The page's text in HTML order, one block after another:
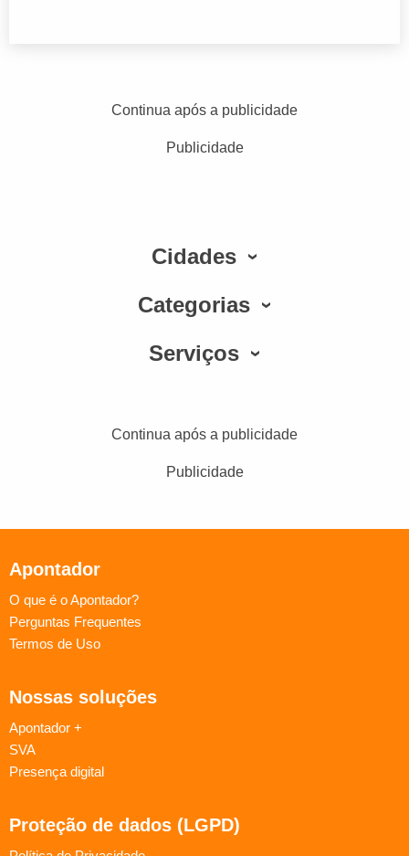
Continua após a publicidade
Publicidade
Cidades
Categorias
Serviços
Continua após a publicidade
Publicidade
Apontador
O que é o Apontador?
Perguntas Frequentes
Termos de Uso
Nossas soluções
Apontador +
SVA
Presença digital
Proteção de dados (LGPD)